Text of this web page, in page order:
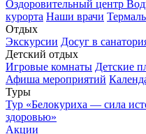
Оздоровительный центр
курорта Наши врачи
Отдых
Экскурсии Досуг в
Детский отдых
Игровые комнаты Детские
Афиша мероприятий
Туры
Тур «Белокуриха — сила
здоровью»
Акции